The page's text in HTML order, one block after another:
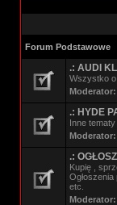
Forum Podstawowe
.: AUDI
Wszystko o
Moderator:
.: HYDE
Inne
Moderator:
.:
Kupię ,
etc.
Moderator: